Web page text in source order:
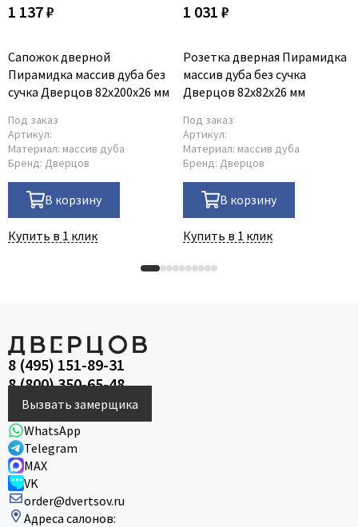
1 137 ₽
Сапожок дверной
Пирамидка массив дуба без
сучка Дверцов 82х200х26 мм
Под заказ
Артикул:
Материал: массив дуба
Бренд: Дверцов
В корзину
Купить в 1 клик
1 031 ₽
Розетка дверная Пирамидка
массив дуба без сучка
Дверцов 82х82х26 мм
Под заказ
Артикул:
Материал: массив дуба
Бренд: Дверцов
В корзину
Купить в 1 клик
8 (495) 151-89-31
8 (800) 350-65-48
Вызвать замерщика
WhatsApp
Telegram
MAX
VK
order@dvertsov.ru
Адреса салонов: